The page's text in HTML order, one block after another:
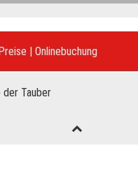
| Onlinebuchung
der Tauber